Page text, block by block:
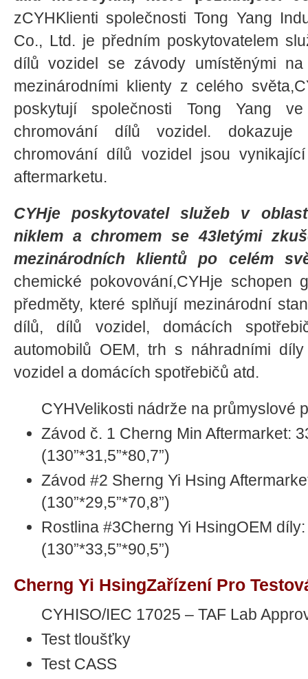
zCYHKlienti společnosti Tong Yang
Co., Ltd. je předním poskytovatelem
dílů vozidel se závody umístěnými
mezinárodními klienty z celého
poskytují společnosti Tong Yang
chromování dílů vozidel. dokazuje
chromování dílů vozidel jsou
aftermarketu.
CYHje poskytovatel služeb v
niklem a chromem se 43letými
mezinárodních klientů po celém
chemické pokovování,CYHje schopen
předměty, které splňují mezinárodní
dílů, dílů vozidel, domácích
automobilů OEM, trh s náhradními
vozidel a domácích spotřebičů atd.
CYHVelikosti nádrže na průmyslové
Závod č. 1 Cherng Min Aftermarket:
(130”*31,5”*80,7”)
Závod #2 Sherng Yi Hsing
(130”*29,5”*70,8”)
Rostlina #3Cherng Yi HsingOEM
(130”*33,5”*90,5”)
Cherng Yi HsingZařízení Pro
CYHISO/IEC 17025 – TAF Lab
Test tloušťky
Test CASS